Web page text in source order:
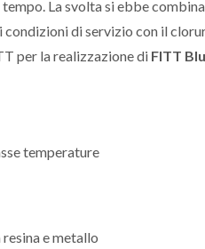
La svolta si ebbe
di servizio con il
per la realizzazione di FITT
temperature
e metallo